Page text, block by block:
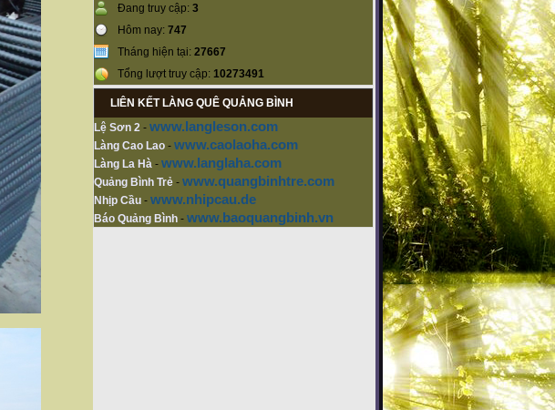
Đang truy cập: 3
Hôm nay: 747
Tháng hiện tại: 27667
Tổng lượt truy cập: 10273491
LIÊN KẾT LÀNG QUÊ QUẢNG BÌNH
Lệ Sơn 2 - www.langleson.com
Làng Cao Lao - www.caolaoha.com
Làng La Hà - www.langlaha.com
Quảng Bình Trẻ - www.quangbinhtre.com
Nhịp Cầu - www.nhipcau.de
Báo Quảng Bình - www.baoquangbinh.vn